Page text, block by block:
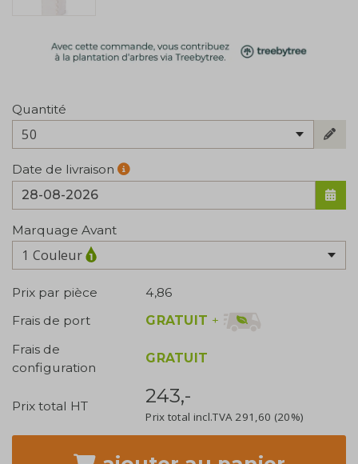
Quantité
50
Date de livraison
Marquage Avant
1 Couleur
Prix par pièce
4,86
Frais de port
GRATUIT +
Frais de
configuration
GRATUIT
Prix total HT 243,-
Prix total incl.TVA 291,60 (20%)